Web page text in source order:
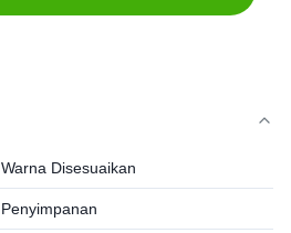
Warna Disesuaikan
Penyimpanan